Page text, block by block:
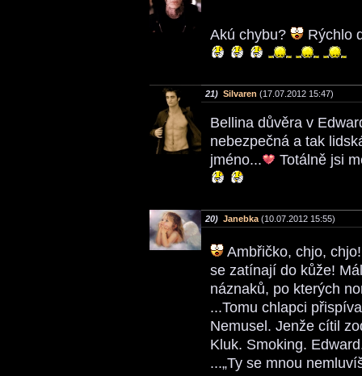
Akú chybu? Rýchlo
21) Silvaren (17.07.2012 15:47)
Bellina důvěra v
nebezpečná a tak
jméno...
Totálně jsi
20) Janebka (10.07.2012 15:55)
Ambřičko, chjo,
se zatínají do kůže!
náznaků, po kterých
...Tomu chlapci
Nemusel. Jenže cítil
Kluk. Smoking.
...„Ty se mnou